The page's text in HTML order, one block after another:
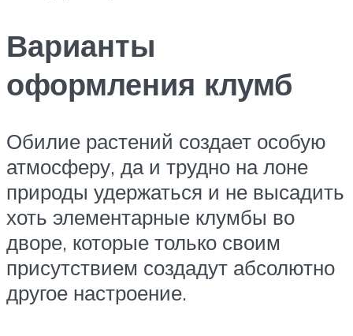
Варианты
оформления клумб
Обилие растений создает особую
атмосферу, да и трудно на лоне
природы удержаться и не высадить
хоть элементарные клумбы во
дворе, которые только своим
присутствием создадут абсолютно
другое настроение.